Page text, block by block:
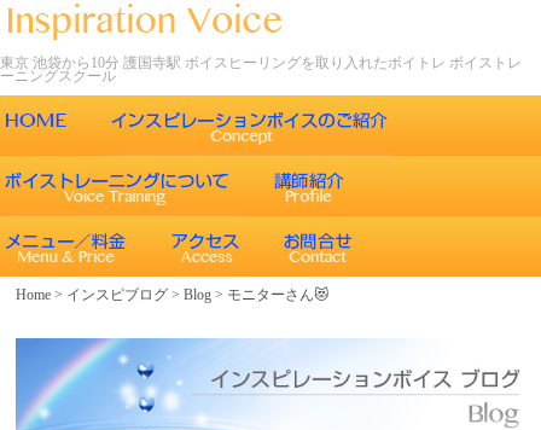
東京 池袋から10分 護国寺駅 ボイスヒーリングを取り入れたボイトレ ボイストレ
ーニングスクール
ごあいさつ
インスピレーションボイスの特徴
エネルギーワークとヒーリング効果
ボイスヒーリング
声について
インスピレーションボイスのボイストレーニング
インスピレーションボイスのボイスメソッド
レッスン内容
Home > インスピブログ >Blog > モニターさん😻